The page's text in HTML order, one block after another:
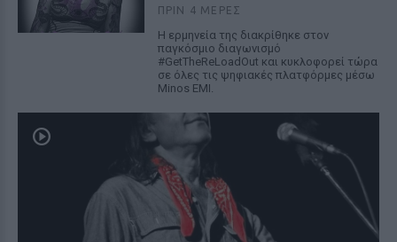
ΠΡΙΝ 4 ΜΈΡΕΣ
Η ερμηνεία της διακρίθηκε στον
παγκόσμιο διαγωνισμό
#GetTheReLoadOut και κυκλοφορεί τώρα
σε όλες τις ψηφιακές πλατφόρμες μέσω
Minos EMI.